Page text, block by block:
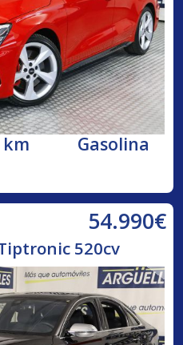
km Gasolina
54.990€
520cv